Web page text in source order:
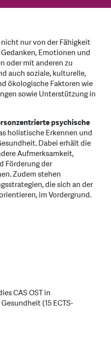
nur von der Fähigkeit
Emotionen und
oder mit anderen zu
auch soziale, kulturelle,
ökologische Faktoren wie
sowie Unterstützung in
psychische
holistische Erkennen und
Dabei erhält die
Aufmerksamkeit,
Förderung der
Zudem stehen
die sich an der
im Vordergrund.
CAS OST in
(15 ECTS-